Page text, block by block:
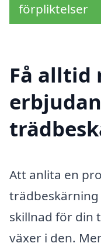
förpliktelser
Få alltid
Att anlita en
skillnad för din
växer i den.